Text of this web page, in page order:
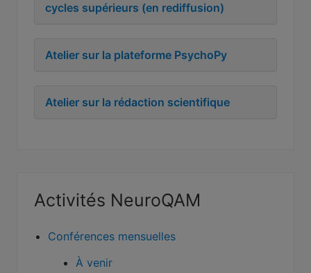
cycles supérieurs (en rediffusion)
Atelier sur la plateforme PsychoPy
Atelier sur la rédaction scientifique
latérale
principale
Activités NeuroQAM
Conférences mensuelles
À venir